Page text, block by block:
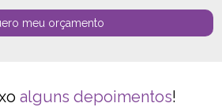
meu orçamento
alguns depoimentos!